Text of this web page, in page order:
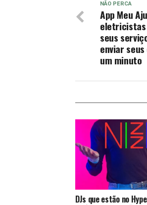
NÃO PERCA
App Meu
eletricistas
seus
enviar
um minuto
DJs que estão no